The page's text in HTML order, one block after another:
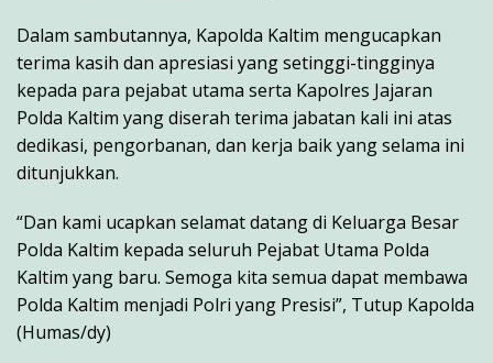
Dalam sambutannya, Kapolda Kaltim mengucapkan
terima kasih dan apresiasi yang setinggi-tingginya
kepada para pejabat utama serta Kapolres Jajaran
Polda Kaltim yang diserah terima jabatan kali ini atas
dedikasi, pengorbanan, dan kerja baik yang selama ini
ditunjukkan.
“Dan kami ucapkan selamat datang di Keluarga Besar
Polda Kaltim kepada seluruh Pejabat Utama Polda
Kaltim yang baru. Semoga kita semua dapat membawa
Polda Kaltim menjadi Polri yang Presisi”, Tutup Kapolda
(Humas/dy)